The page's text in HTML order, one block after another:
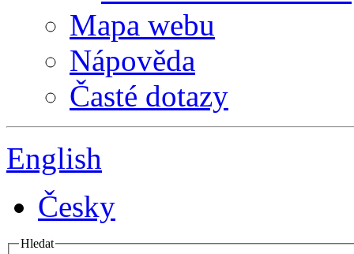
Mapa webu
Nápověda
Časté dotazy
English
Česky
Hledat